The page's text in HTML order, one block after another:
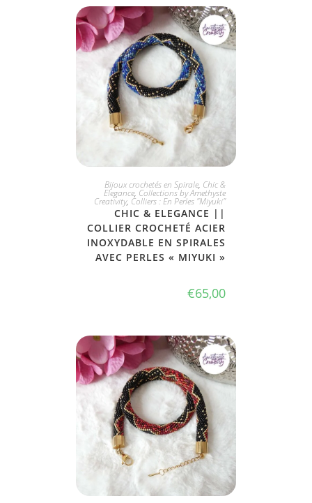
JE L'ADOPTE
Bijoux crochetés en Spirale, Chic &
Elegance, Collections by Amethyste
Creativity, Colliers : En Perles "Miyuki"
CHIC & ELEGANCE ||
COLLIER CROCHETÉ ACIER
INOXYDABLE EN SPIRALES
AVEC PERLES « MIYUKI »
€65,00